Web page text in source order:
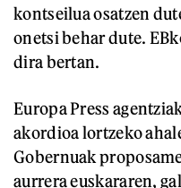
kontseilua osatzen
onetsi behar dute.
dira bertan.
Europa Press
akordioa lortzeko
Gobernuak
aurrera euskararen,